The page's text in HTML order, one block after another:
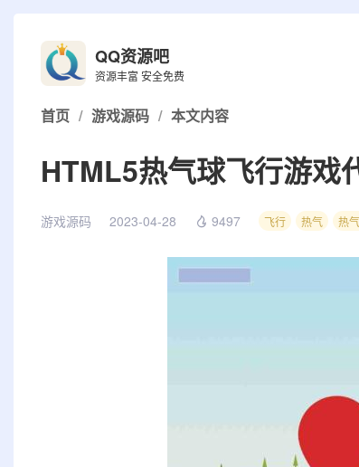
QQ资源吧
资源丰富 安全免费
首页 / 游戏源码 / 本文内容
HTML5热气球飞行游戏
游戏源码 2023-04-28 9497 飞行 热气 热